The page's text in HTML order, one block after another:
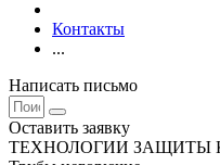
Контакты
...
Написать письмо
Оставить заявку
ТЕХНОЛОГИИ ЗАЩИТЫ